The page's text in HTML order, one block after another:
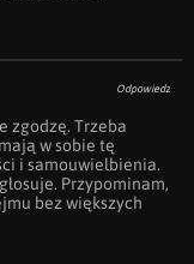
Odpowiedz
zgodzę. Trzeba
w sobie tę
i samouwielbienia.
Przypominam,
bez większych